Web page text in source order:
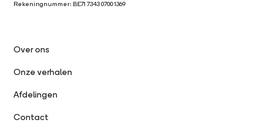
Rekeningnummer: BE71 7343 0700 1369
Over ons
Onze verhalen
Afdelingen
Contact